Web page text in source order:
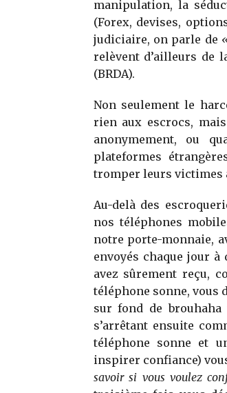
manipulation, la
(Forex, devises,
judiciaire, on parle de
relèvent d’ailleurs de
(BRDA).
Non seulement le
rien aux escrocs,
anonymement, ou
plateformes
tromper leurs victimes
Au-delà des
nos téléphones
notre porte-monnaie,
envoyés chaque jour
avez sûrement reçu,
téléphone sonne, vous
sur fond de
s’arrêtant ensuite
téléphone sonne et
inspirer confiance)
savoir si vous voulez